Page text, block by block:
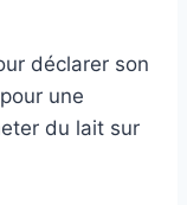
déclarer son
une
du lait sur